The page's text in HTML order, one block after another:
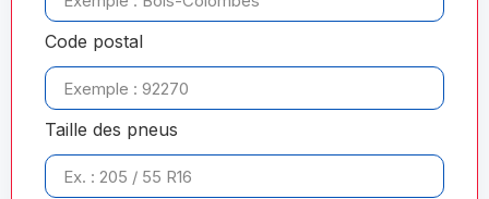
Code postal
Taille des pneus